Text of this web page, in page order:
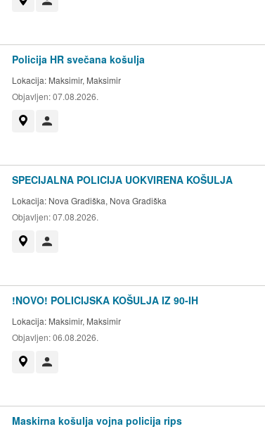
Policija HR svečana košulja
Lokacija: Maksimir, Maksimir
Objavljen:07.08.2026.
SPECIJALNA POLICIJA UOKVIRENA KOŠULJA
Lokacija: Nova Gradiška, Nova Gradiška
Objavljen:07.08.2026.
!NOVO! POLICIJSKA KOŠULJA IZ 90-IH
Lokacija: Maksimir, Maksimir
Objavljen:06.08.2026.
Maskirna košulja vojna policija rips